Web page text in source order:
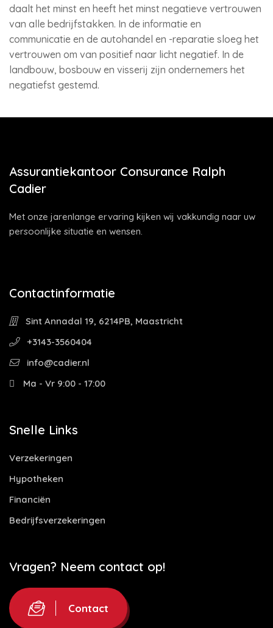
daalt het minst en heeft het minst negatieve vertrouwen
van alle bedrijfstakken. In de informatie en
communicatie en de autohandel en -reparatie sloeg het
vertrouwen om van positief naar licht negatief. In de
landbouw, bosbouw en visserij zijn ondernemers het
negatiefst gestemd.
Assurantiekantoor Consurance Ralph
Cadier
Met onze jarenlange ervaring kijken wij vakkundig naar uw
persoonlijke situatie en wensen.
Contactinformatie
Sint Annadal 19, 6214PB, Maastricht
+3143-3560404
info@cadier.nl
Ma - Vr 9:00 - 17:00
Snelle Links
Verzekeringen
Hypotheken
Financiën
Bedrijfsverzekeringen
Vragen? Neem contact op!
Contact